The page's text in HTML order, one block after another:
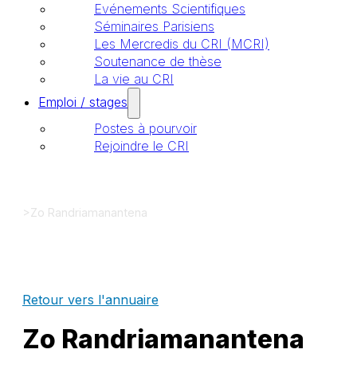
Evénements Scientifiques
Séminaires Parisiens
Les Mercredis du CRI (MCRI)
Soutenance de thèse
La vie au CRI
Emploi / stages
Postes à pourvoir
Rejoindre le CRI
>Zo Randriamanantena
Retour vers l'annuaire
Zo Randriamanantena